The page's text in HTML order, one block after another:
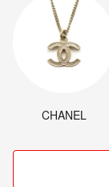
CHANEL